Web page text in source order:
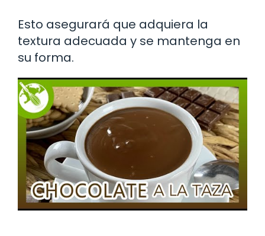
Esto asegurará que adquiera la
textura adecuada y se mantenga en
su forma.